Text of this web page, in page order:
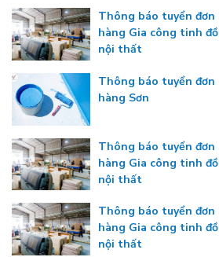
Thông báo tuyển đơn
hàng Gia công tinh đồ
nội thất
Thông báo tuyển đơn
hàng Sơn
Thông báo tuyển đơn
hàng Gia công tinh đồ
nội thất
Thông báo tuyển đơn
hàng Gia công tinh đồ
nội thất